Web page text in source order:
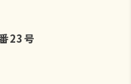
人を確認さ
理的な期間
23号